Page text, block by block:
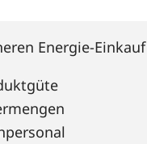
Energie-Einkauf